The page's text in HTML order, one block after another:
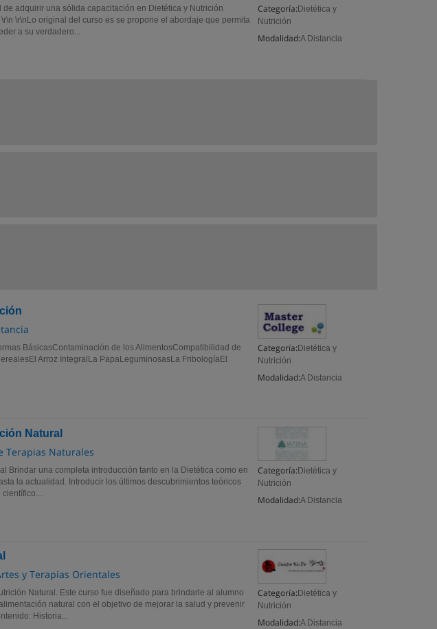
Categoría: Dietética y
Nutrición
Modalidad:A Distancia
adquirir una sólida capacitación en Dietética y Nutrición
\r\nLo original del curso es se propone el abordaje que permita
a su verdadero...
Categoría: Dietética y
Nutrición
Modalidad:A Distancia
BásicasContaminación de los AlimentosCompatibilidad de
Arroz IntegralLa PapaLeguminosasLa FribologíaEl
Natural
Terapias Naturales
Categoría: Dietética y
Nutrición
Modalidad:A Distancia
Brindar una completa introducción tanto en la Dietética como en
la actualidad. Introducir los últimos descubrimientos teóricos
y Terapias Orientales
Categoría: Dietética y
Nutrición
Modalidad:A Distancia
Natural. Este curso fue diseñado para brindarle al alumno
natural con el objetivo de mejorar la salud y prevenir
Historia...